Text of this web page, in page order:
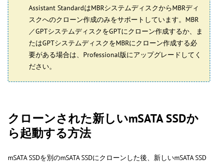
Assistant StandardはMBRシステムディスクからMBRディ
スクへのクローン作成のみをサポートしています。MBR
／GPTシステムディスクをGPTにクローン作成するか、ま
たはGPTシステムディスクをMBRにクローン作成する必
要がある場合は、Professional版にアップグレードしてく
ださい。
クローンされた新しいmSATA SSDか
ら起動する方法
mSATA SSDを別のmSATA SSDにクローンした後、新しいmSATA SSD